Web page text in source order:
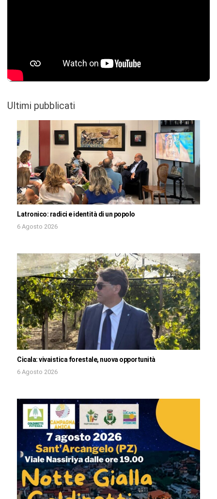
Ultimi pubblicati
Latronico: radici e identità di un popolo
6 Agosto 2026
Cicala: vivaistica forestale, nuova opportunità
6 Agosto 2026